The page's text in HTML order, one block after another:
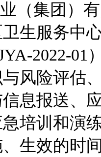
业（集团）
卫生服务中
2022-
风险评估
息报送、
培训和演
生效的时